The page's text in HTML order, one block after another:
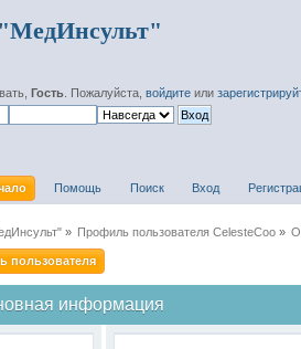
Гость . Пожалуйста, войдите или
Помощь Поиск Вход
» Профиль пользователя CelesteCoo »
пользователя
информация